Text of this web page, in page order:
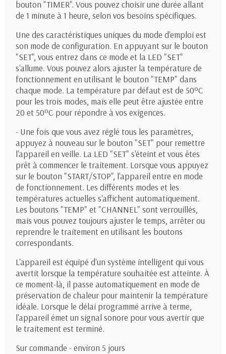
bouton "TIMER". Vous pouvez choisir une durée allant
de 1 minute à 1 heure, selon vos besoins spécifiques.
Une des caractéristiques uniques du mode d'emploi est
son mode de configuration. En appuyant sur le bouton
"SET", vous entrez dans ce mode et la LED "SET"
s'allume. Vous pouvez alors ajuster la température de
fonctionnement en utilisant le bouton "TEMP" dans
chaque mode. La température par défaut est de 50ºC
pour les trois modes, mais elle peut être ajustée entre
20 et 50ºC pour répondre à vos exigences.
- Une fois que vous avez réglé tous les paramètres,
appuyez à nouveau sur le bouton "SET" pour remettre
l'appareil en veille. La LED "SET" s'éteint et vous êtes
prêt à commencer le traitement. Lorsque vous appuyez
sur le bouton "START/STOP", l'appareil entre en mode
de fonctionnement. Les différents modes et les
températures actuelles s'affichent automatiquement.
Les boutons "TEMP" et "CHANNEL" sont verrouillés,
mais vous pouvez toujours ajuster le temps, arrêter ou
reprendre le traitement en utilisant les boutons
correspondants.
L'appareil est équipé d'un système intelligent qui vous
avertit lorsque la température souhaitée est atteinte. À
ce moment-là, il passe automatiquement en mode de
préservation de chaleur pour maintenir la température
idéale. Lorsque le délai programmé arrive à terme,
l'appareil émet un signal sonore pour vous avertir que
le traitement est terminé.
Sur commande - environ 5 jours